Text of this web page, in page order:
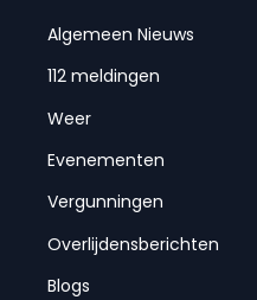
Algemeen Nieuws
112 meldingen
Weer
Evenementen
Vergunningen
Overlijdensberichten
Blogs